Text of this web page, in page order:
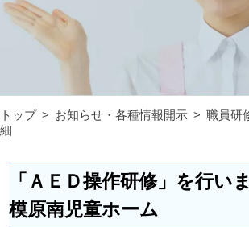
トップ お知らせ・各種情報開示 職員研
細
「ＡＥＤ操作研修」を行
模原南児童ホーム